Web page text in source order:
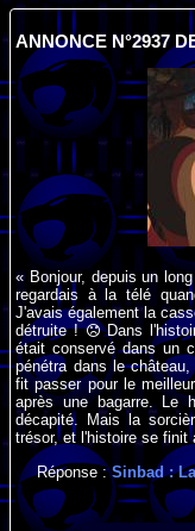
ANNONCE N°2937
« Bonjour, depuis un
regardais à la télé
J'avais également la
détruite !
Dans
était conservé dans un
pénétra dans le
fit passer pour le
après une bagarre. Le
décapité. Mais la
trésor, et l'histoire se finit
Réponse :Sinbad :